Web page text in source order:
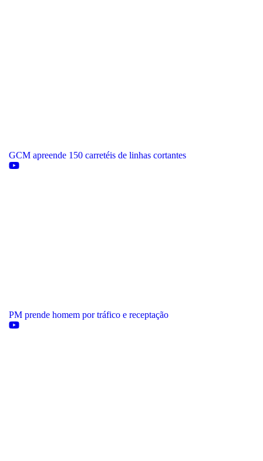
GCM apreende 150 carretéis de linhas cortantes
PM prende homem por tráfico e receptação